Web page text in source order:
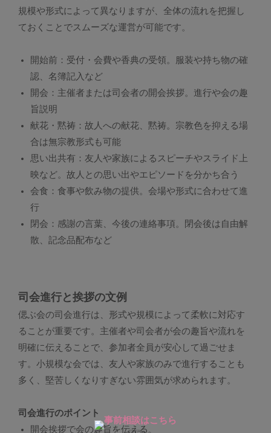
規模や形式によって異なりますが、全体の流れを把握し
ておくことでスムーズな運営が可能です。
開始前：受付・会費や香典の受領。服装や持ち物の確
認、名簿記入など
開会：主催者または司会者の開会挨拶。進行や会の趣
旨説明
献花・黙祷：故人への献花、黙祷。宗教色を抑える場
合は無宗教形式も可能
思い出共有：友人や家族によるスピーチやスライド上
映など。故人との思い出やエピソードを分かち合う
会食：食事や飲み物の提供。会場や形式に合わせて進
行
閉会：感謝の言葉、今後の連絡事項。閉会後は自由解
散、記念品配布など
司会進行と挨拶の文例
偲ぶ会の司会進行は、形式や規模によって柔軟に対応す
ることが重要です。主催者や司会者が会の趣旨や流れを
明確に伝えることで、参加者全員が安心して過ごせま
す。小規模な会では、友人や家族のみで進行することも
多く、堅苦しくなりすぎない雰囲気が求められます。
司会進行のポイント
開会挨拶で会の趣旨を伝える